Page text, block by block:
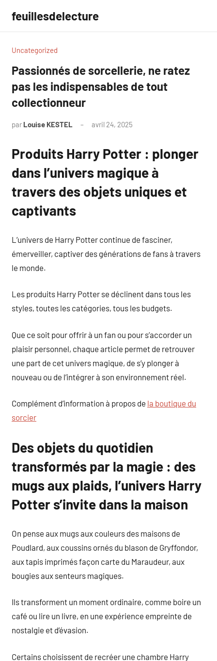
contenu
feuillesdelecture
Uncategorized
Passionnés de sorcellerie, ne ratez
pas les indispensables de tout
collectionneur
par Louise KESTEL avril 24, 2025
Produits Harry Potter : plonger
dans l’univers magique à
travers des objets uniques et
captivants
L’univers de Harry Potter continue de fasciner,
émerveiller, captiver des générations de fans à travers
le monde.
Les produits Harry Potter se déclinent dans tous les
styles, toutes les catégories, tous les budgets.
Que ce soit pour offrir à un fan ou pour s’accorder un
plaisir personnel, chaque article permet de retrouver
une part de cet univers magique, de s’y plonger à
nouveau ou de l’intégrer à son environnement réel.
Complément d’information à propos de la boutique du
sorcier
Des objets du quotidien
transformés par la magie : des
mugs aux plaids, l’univers Harry
Potter s’invite dans la maison
On pense aux mugs aux couleurs des maisons de
Poudlard, aux coussins ornés du blason de Gryffondor,
aux tapis imprimés façon carte du Maraudeur, aux
bougies aux senteurs magiques.
Ils transforment un moment ordinaire, comme boire un
café ou lire un livre, en une expérience empreinte de
nostalgie et d’évasion.
Certains choisissent de recréer une chambre Harry